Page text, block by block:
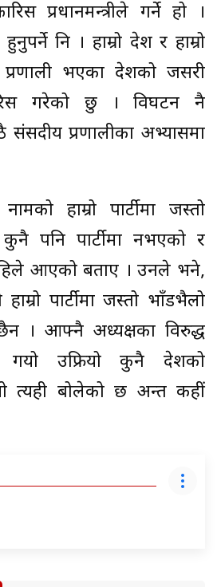
प्रधानमन्त्रीले गर्ने हो ।
नि । हाम्रो देश र हाम्रो
भएका देशको जसरी
गरेको छु । विघटन नै
प्रणालीका अभ्यासमा
हाम्रो पार्टीमा जस्तो
पनि पार्टीमा नभएको र
आएको बताए । उनले भने,
पार्टीमा जस्तो भाँडभैलो
। आफ्नै अध्यक्षका विरुद्ध
गयो उफ्रियो कुनै देशको
त्यही बोलेको छ अन्त कहीं